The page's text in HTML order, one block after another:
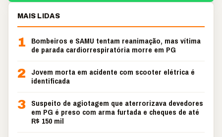
MAIS LIDAS
1
Bombeiros e SAMU tentam reanimação, mas vítima
de parada cardiorrespiratória morre em PG
2
Jovem morta em acidente com scooter elétrica é
identificada
3 Suspeito de agiotagem que aterrorizava devedores
em PG é preso com arma furtada e cheques de até
R$ 150 mil